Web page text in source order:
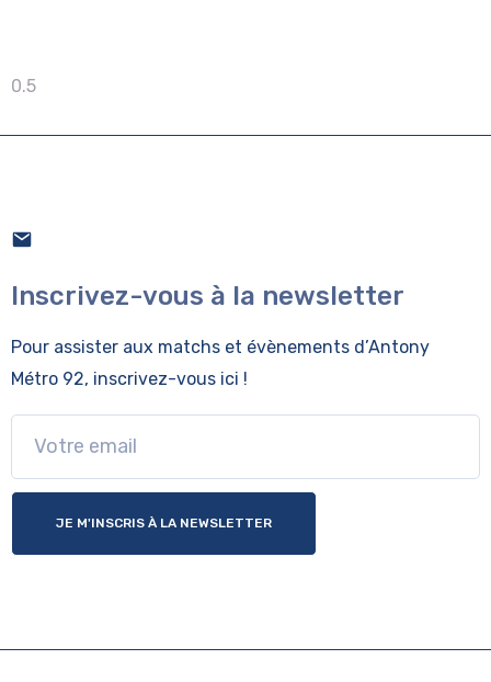
Inscrivez-vous à la newsletter
Pour assister aux matchs et évènements d’Antony
Métro 92, inscrivez-vous ici !
JE M'INSCRIS À LA NEWSLETTER